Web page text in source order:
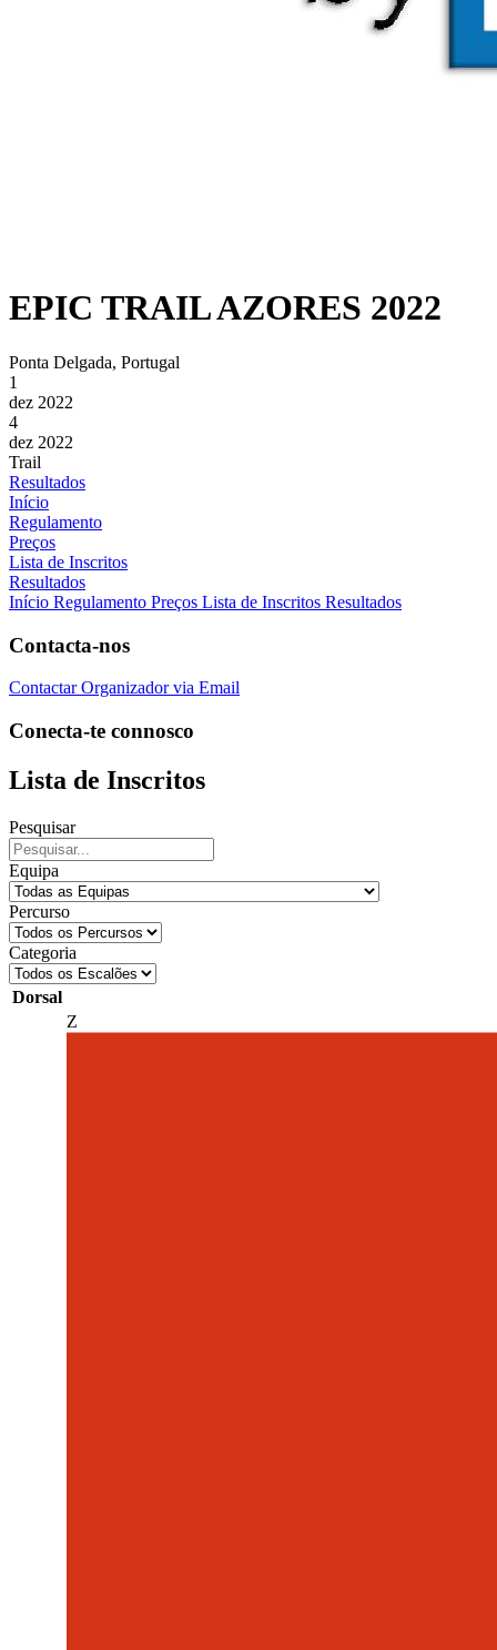
EPIC TRAIL AZORES 2022
Ponta Delgada, Portugal
1
dez 2022
4
dez 2022
Trail
Resultados
Início
Regulamento
Preços
Lista de Inscritos
Resultados
Início Regulamento Preços Lista de Inscritos Resultados
Contacta-nos
Contactar Organizador via Email
Conecta-te connosco
Lista de Inscritos
Pesquisar
Equipa
Percurso
Categoria
Dorsal
Z